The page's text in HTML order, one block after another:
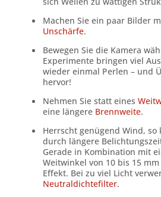
Machen Sie ein paar Bilder
Unschärfe.
Bewegen Sie die Kamera
Experimente bringen viel
wieder einmal Perlen – und
hervor!
Nehmen Sie statt eines
eine längere Brennweite.
Herrscht genügend Wind,
durch längere
Gerade in Kombination mit
Weitwinkel von 10 bis 15
Effekt. Bei zu viel Licht
Neutraldichtefilter.